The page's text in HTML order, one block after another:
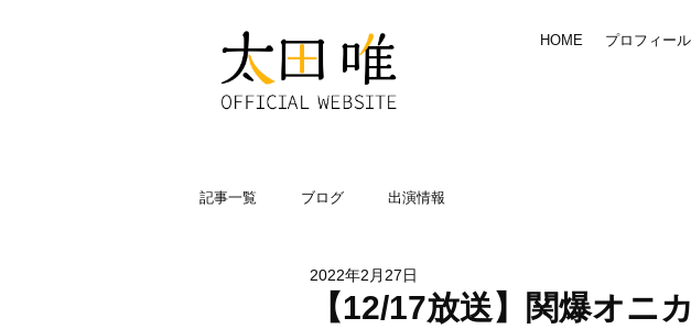
HOME プロフィール
記事一覧 ブログ 出演情報
【12/17放送】関爆オニ
2022年2月27日